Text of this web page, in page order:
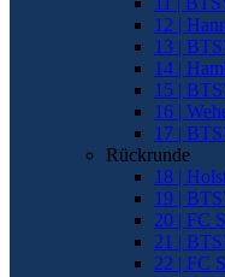
12 |
13 |
14 |
15 |
16 |
17 |
Rückrunde
18 |
19 |
20 | FC
21 |
22 | FC